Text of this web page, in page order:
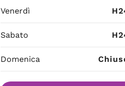
Venerdì
Sabato
Domenica